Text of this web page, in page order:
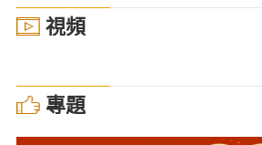
視頻
專題